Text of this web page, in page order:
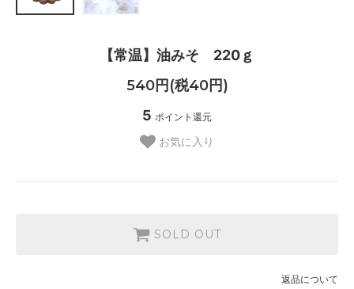
【常温】油みそ 220ｇ
540円(税40円)
5 ポイント還元
お気に入り
SOLD OUT
返品について